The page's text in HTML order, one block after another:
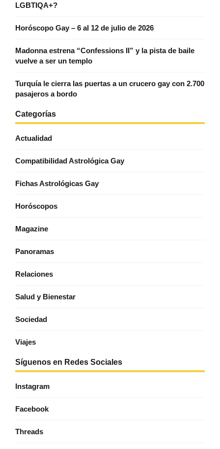
LGBTIQA+?
Horóscopo Gay – 6 al 12 de julio de 2026
Madonna estrena “Confessions II” y la pista de baile
vuelve a ser un templo
Turquía le cierra las puertas a un crucero gay con 2.700
pasajeros a bordo
Categorías
Actualidad
Compatibilidad Astrológica Gay
Fichas Astrológicas Gay
Horóscopos
Magazine
Panoramas
Relaciones
Salud y Bienestar
Sociedad
Viajes
Síguenos en Redes Sociales
Instagram
Facebook
Threads